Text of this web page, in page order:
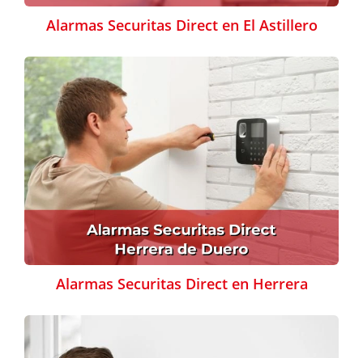
Alarmas Securitas Direct en El Astillero
Alarmas Securitas Direct en Herrera